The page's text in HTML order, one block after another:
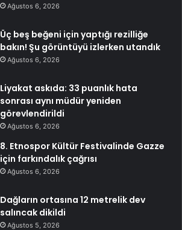
Ağustos 6, 2026
Üç beş beğeni için yaptığı rezilliğe
bakın! Şu görüntüyü izlerken utandık
Ağustos 6, 2026
Liyakat askıda: 33 puanlık hata
sonrası aynı müdür yeniden
görevlendirildi
Ağustos 6, 2026
8. Etnospor Kültür Festivalinde Gazze
için farkındalık çağrısı
Ağustos 6, 2026
Dağların ortasına 12 metrelik dev
salıncak dikildi
Ağustos 5, 2026